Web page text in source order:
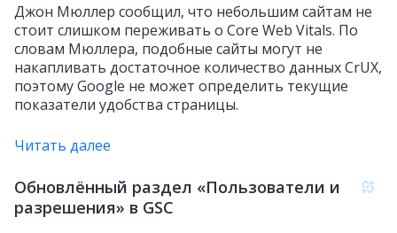
Джон Мюллер сообщил, что небольшим сайтам не
стоит слишком переживать о Core Web Vitals. По
словам Мюллера, подобные сайты могут не
накапливать достаточное количество данных CrUX,
поэтому Google не может определить текущие
показатели удобства страницы.
Читать далее
Обновлённый раздел «Пользователи и
разрешения» в GSC